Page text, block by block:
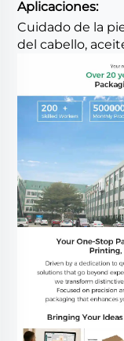
Aplicaciones:
Cuidado de la
del cabello,